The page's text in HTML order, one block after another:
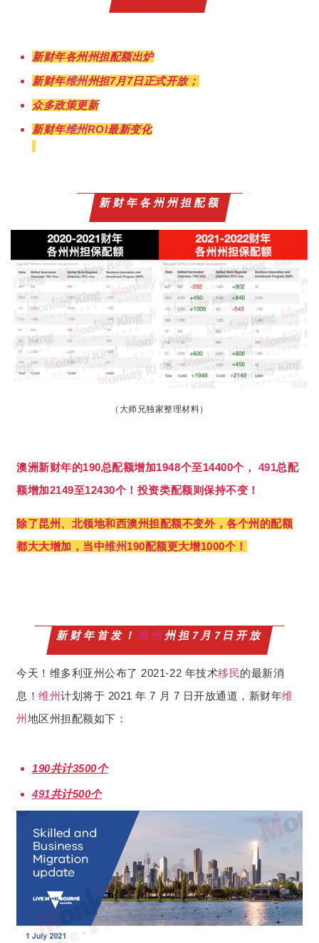
新财年各州州担配额出炉
新财年维州州担7月7日正式开放；
众多政策更新
新财年维州ROI最新变化
新财年各州州担配额
（大师兄独家整理材料）
澳洲新财年的190总配额增加1948个至14400个， 491总配
额增加2149至12430个！投资类配额则保持不变！
除了昆州、北领地和西澳州担配额不变外，各个州的配额
都大大增加，当中维州 190配额更大增1000个！
新财年首发！维州州担7月7日开放
今天！维多利亚州公布了 2021-22 年技术移民的最新消
息！维州计划将于 2021 年 7 月 7 日开放通道，新财年维
州 地区州担配额如下：
190共计3500个
491共计500个